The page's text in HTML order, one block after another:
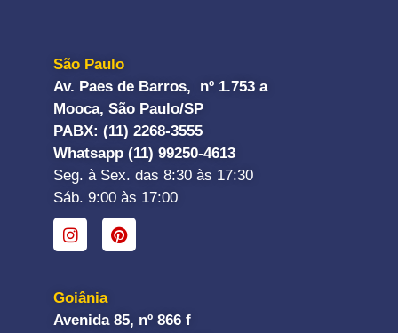
São Paulo
Av. Paes de Barros, nº 1.753 a
Mooca, São Paulo/SP
PABX: (11) 2268-3555
Whatsapp (11) 99250-4613
Seg. à Sex. das 8:30 às 17:30
Sáb. 9:00 às 17:00
Goiânia
Avenida 85, nº 866 f